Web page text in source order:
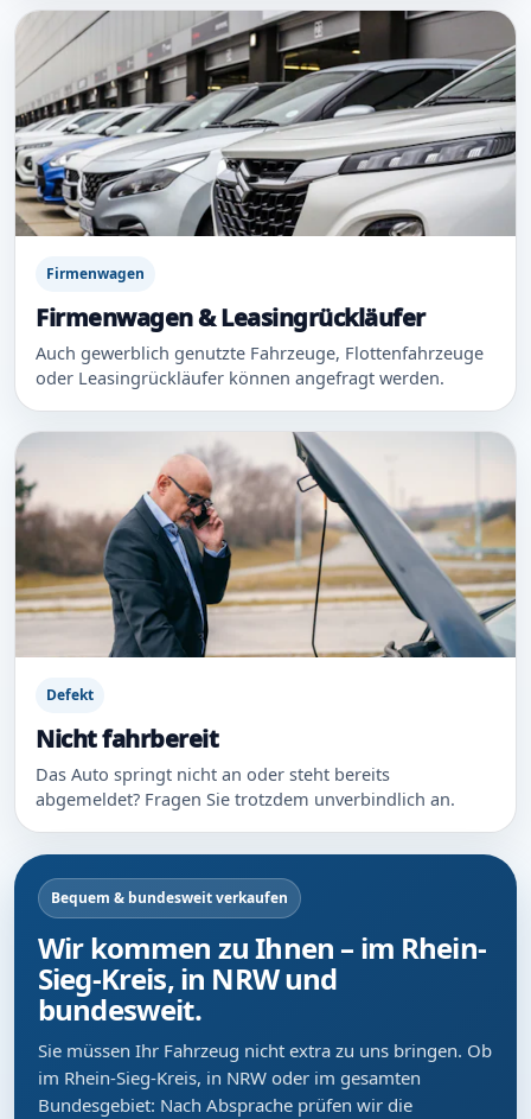
Firmenwagen
Firmenwagen & Leasingrückläufer
Auch gewerblich genutzte Fahrzeuge, Flottenfahrzeuge
oder Leasingrückläufer können angefragt werden.
Defekt
Nicht fahrbereit
Das Auto springt nicht an oder steht bereits
abgemeldet? Fragen Sie trotzdem unverbindlich an.
Bequem & bundesweit verkaufen
Wir kommen zu Ihnen – im Rhein-
Sieg-Kreis, in NRW und
bundesweit.
Sie müssen Ihr Fahrzeug nicht extra zu uns bringen. Ob
im Rhein-Sieg-Kreis, in NRW oder im gesamten
Bundesgebiet: Nach Absprache prüfen wir die